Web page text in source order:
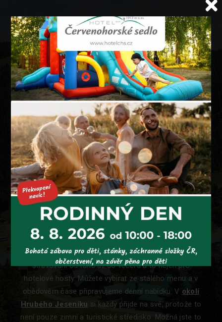
JESENÍKY JAKO NA DLANI
HOTEL ČERVENOHORSKÉ
SEDLO
V panenské přírodě Jeseníků v nadmořské výšce 1013
m n. m. naleznete horský hotel Červenohorské sedlo
poskytujícíkomfortní ubytovánív90 pokojíchs
vlastním sociálním zařízením. Výhodné
pobytové
balíčkypro páry, rodiny s dětmi nebo seniory můžete
využít po celý rok. Hotel je součástí jednoho z nejvýše
položených lyžařských a turistických středisek České
republiky,
Skiareálu Červenohorské sedlo
výborným výchozím bodem pro sportovní nadšence,
milovníky zimních sportů i pěší nebo cyklo turistiky.
Restaurace Červenohorského sedlaposkytuje
stravování od rána až do večera a to nejen pro
hotelové hosty. Můžete vybírat ze stálého menu a v
obědovém čase připravujeme denní nabídku. V okolí
Hrubého Jeseníku si každý přijde na své, protože to
není pouze zimní a turistické středisko. Možná jste to